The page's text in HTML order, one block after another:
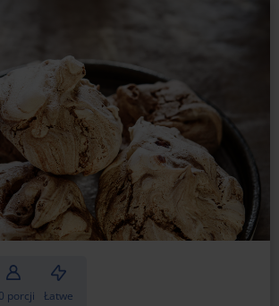
porcji Łatwe